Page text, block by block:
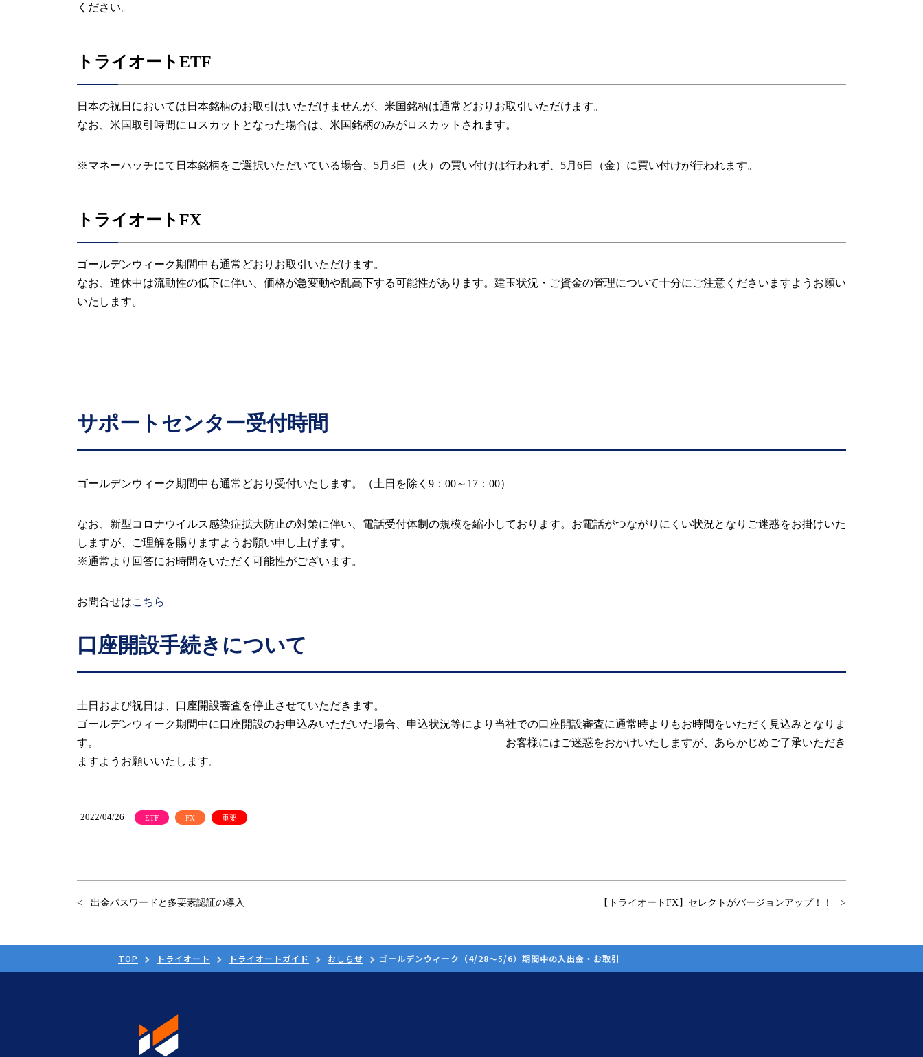
ください。
トライオートETF
日本の祝日においては日本銘柄のお取引はいただけませんが、米国銘柄は通常どおりお取引いただけます。
なお、米国取引時間にロスカットとなった場合は、米国銘柄のみがロスカットされます。
※マネーハッチにて日本銘柄をご選択いただいている場合、5月3日（火）の買い付けは行われず、5月6日（金）に買い付けが行われます。
トライオートFX
ゴールデンウィーク期間中も通常どおりお取引いただけます。
なお、連休中は流動性の低下に伴い、価格が急変動や乱高下する可能性があります。建玉状況・ご資金の管理について十分にご注意くださいますようお願い
いたします。
サポートセンター受付時間
ゴールデンウィーク期間中も通常どおり受付いたします。（土日を除く9：00～17：00）
なお、新型コロナウイルス感染症拡大防止の対策に伴い、電話受付体制の規模を縮小しております。お電話がつながりにくい状況となりご迷惑をお掛けいた
しますが、ご理解を賜りますようお願い申し上げます。
※通常より回答にお時間をいただく可能性がございます。
お問合せはこちら
口座開設手続きについて
土日および祝日は、口座開設審査を停止させていただきます。
ゴールデンウィーク期間中に口座開設のお申込みいただいた場合、申込状況等により当社での口座開設審査に通常時よりもお時間をいただく見込みとなりま
す。 お客様にはご迷惑をおかけいたしますが、あらかじめご了承いただき
ますようお願いいたします。
2022/04/26 ETF FX 重要
出金パスワードと多要素認証の導入 【トライオートFX】セレクトがバージョンアップ！！
TOP トライオート トライオートガイド おしらせ ゴールデンウィーク（4/28〜5/6）期間中の入出金・お取引